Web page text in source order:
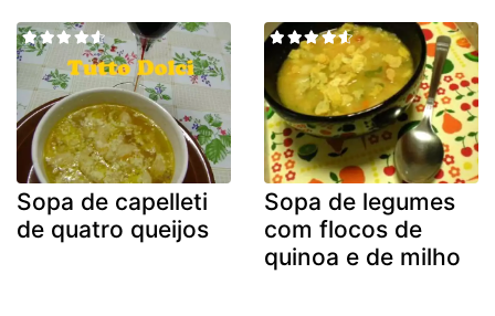
Sopa de capelleti
de quatro queijos
Sopa de legumes
com flocos de
quinoa e de milho